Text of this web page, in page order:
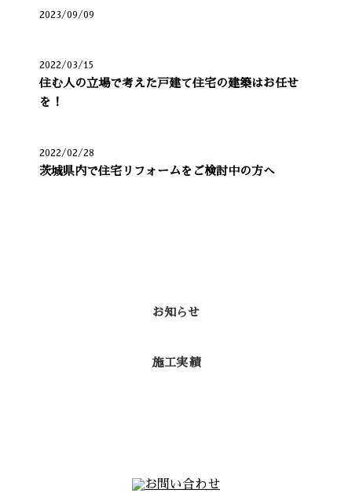
2023/09/09
2022/03/15
住む人の立場で考えた戸建て住宅の建築はお任せ
を！
2022/02/28
茨城県内で住宅リフォームをご検討中の方へ
お知らせ
施工実績